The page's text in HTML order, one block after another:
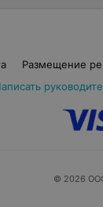
Размещение
© 2026